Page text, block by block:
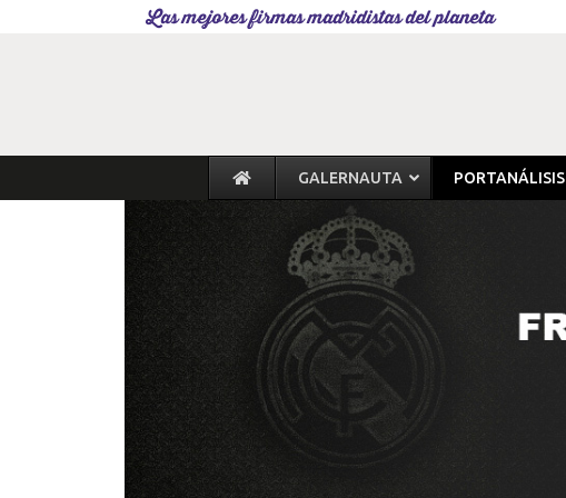
Las mejores firmas madridistas del planeta
GALERNAUTA PORTANÁLISIS